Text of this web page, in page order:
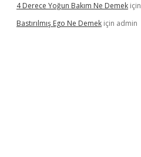
4 Derece Yoğun Bakım Ne Demek için
Bastırılmış Ego Ne Demek için admin